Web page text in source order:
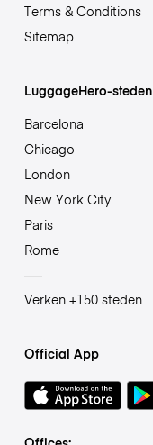
Terms & Conditions
Sitemap
LuggageHero-steden
Barcelona
Chicago
London
New York City
Paris
Rome
Verken +150 steden
Official App